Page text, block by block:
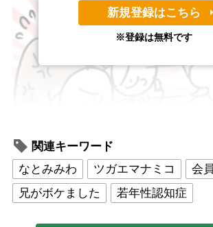
新規登録はこちら
※登録は無料です
関連キーワード
なとみみわ
ツガエマナミコ
会
兄がボケました
若年性認知症